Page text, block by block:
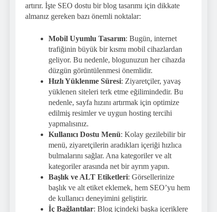
artırır. İşte SEO dostu bir blog tasarımı için dikkate
almanız gereken bazı önemli noktalar:
Mobil Uyumlu Tasarım: Bugün, internet
trafiğinin büyük bir kısmı mobil cihazlardan
geliyor. Bu nedenle, blogunuzun her cihazda
düzgün görüntülenmesi önemlidir.
Hızlı Yüklenme Süresi: Ziyaretçiler, yavaş
yüklenen siteleri terk etme eğilimindedir. Bu
nedenle, sayfa hızını artırmak için optimize
edilmiş resimler ve uygun hosting tercihi
yapmalısınız.
Kullanıcı Dostu Menü: Kolay gezilebilir bir
menü, ziyaretçilerin aradıkları içeriği hızlıca
bulmalarını sağlar. Ana kategoriler ve alt
kategoriler arasında net bir ayrım yapın.
Başlık ve ALT Etiketleri: Görsellerinize
başlık ve alt etiket eklemek, hem SEO’yu hem
de kullanıcı deneyimini geliştirir.
İç Bağlantılar: Blog içindeki başka içeriklere